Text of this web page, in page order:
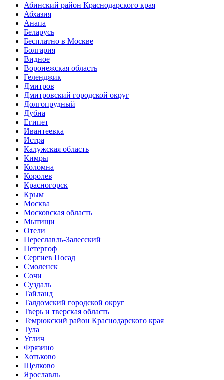
Абинский район Краснодарского края
Абхазия
Анапа
Беларусь
Бесплатно в Москве
Болгария
Видное
Воронежская область
Геленджик
Дмитров
Дмитровский городской округ
Долгопрудный
Дубна
Египет
Ивантеевка
Истра
Калужская область
Кимры
Коломна
Королев
Красногорск
Крым
Москва
Московская область
Мытищи
Отели
Переславль-Залесский
Петергоф
Сергиев Посад
Смоленск
Сочи
Суздаль
Тайланд
Талдомский городской округ
Тверь и тверская область
Темрюкский район Краснодарского края
Тула
Углич
Фрязино
Хотьково
Щелково
Ярославль